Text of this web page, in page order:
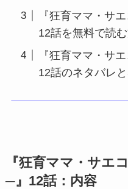
『狂育ママ・サ
12話を無料で読
『狂育ママ・サ
12話のネタバレ
『狂育ママ・サエ
─』12話：内容